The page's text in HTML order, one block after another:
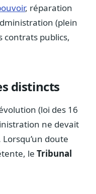
le plaidoyer
, réparation
(plein
contrats publics,
distincts
(loi des 16
ne devait
doute
le Tribunal